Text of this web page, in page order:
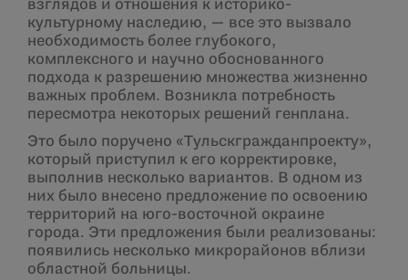
взглядов и отношения к историко-
культурному наследию, — все это вызвало
необходимость более глубокого,
комплексного и научно обоснованного
подхода к разрешению множества жизненно
важных проблем. Возникла потребность
пересмотра некоторых решений генплана.
Это было поручено «Тульскгражданпроекту»,
который приступил к его корректировке,
выполнив несколько вариантов. В одном из
них было внесено предложение по освоению
территорий на юго-восточной окраине
города. Эти предложения были реализованы:
появились несколько микрорайонов вблизи
областной больницы.